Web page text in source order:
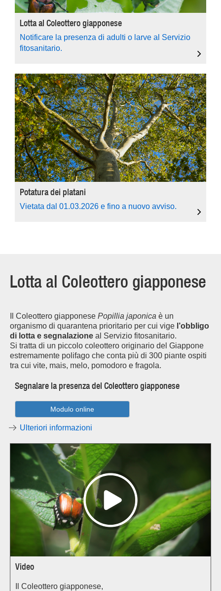
Lotta al Coleottero giapponese
Notificare la presenza di adulti o larve al Servizio
fitosanitario.
Potatura dei platani
Vietata dal 01.03.2026 e fino a nuovo avviso.
Lotta al Coleottero giapponese
Il Coleottero giapponese Popillia japonica è un
organismo di quarantena prioritario per cui vige l’obbligo
di lotta e segnalazione al Servizio fitosanitario.
Si tratta di un piccolo coleottero originario del Giappone
estremamente polifago che conta più di 300 piante ospiti
tra cui vite, mais, melo, pomodoro e fragola.
Segnalare la presenza del Coleottero giapponese
Modulo online
Ulteriori informazioni
Video
Il Coleottero giapponese,